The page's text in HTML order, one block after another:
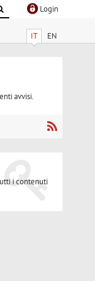
Login
IT EN
avvisi.
i contenuti